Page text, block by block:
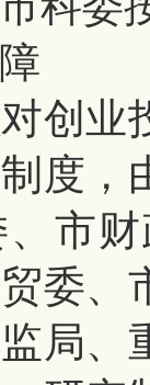
对创
度，
市
委、
局、